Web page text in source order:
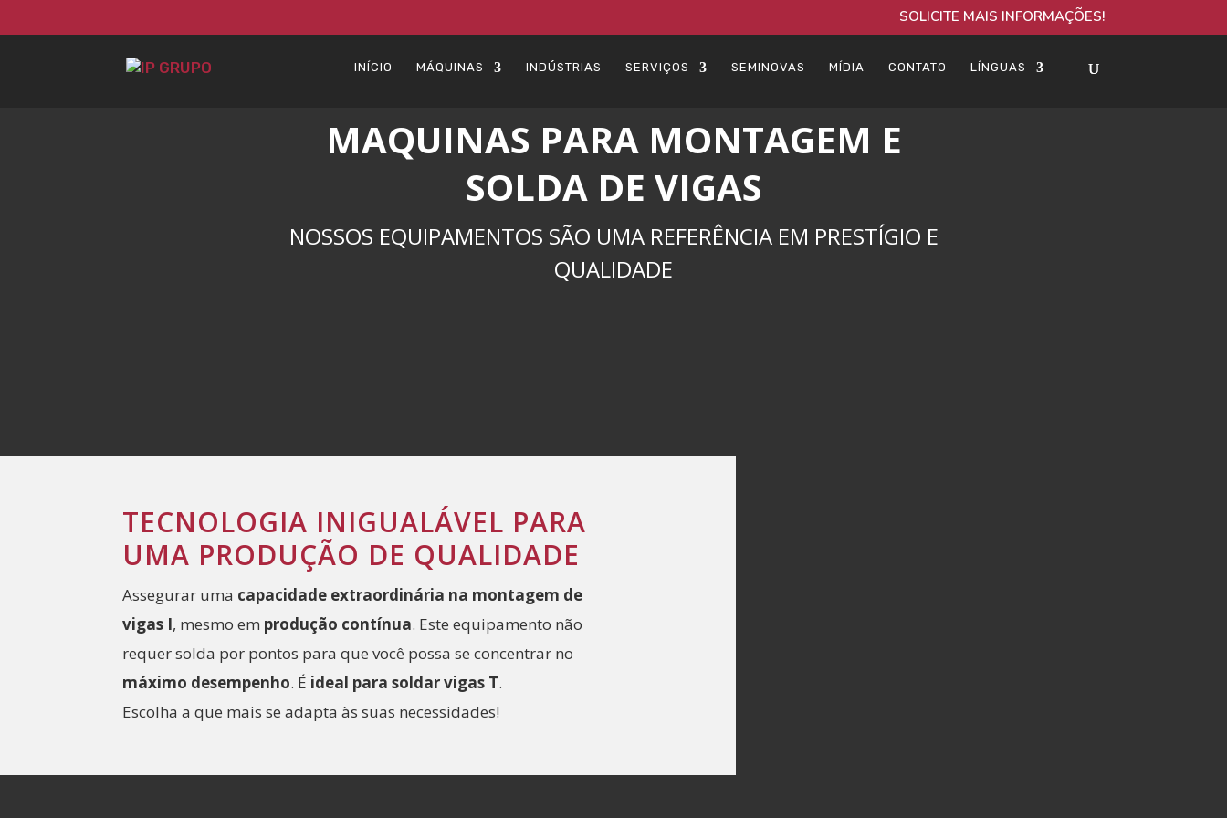
SOLICITE MAIS INFORMAÇÕES!
INÍCIO MÁQUINAS INDÚSTRIAS SERVIÇOS SEMINOVAS MÍDIA CONTATO LÍNGUAS
MAQUINAS PARA MONTAGEM E
SOLDA DE VIGAS
NOSSOS EQUIPAMENTOS SÃO UMA REFERÊNCIA EM PRESTÍGIO E
QUALIDADE
TECNOLOGIA INIGUALÁVEL PARA
UMA PRODUÇÃO DE QUALIDADE
Assegurar uma capacidade extraordinária na montagem de
vigas I, mesmo em produção contínua. Este equipamento não
requer solda por pontos para que você possa se concentrar no
máximo desempenho. É ideal para soldar vigas T.
Escolha a que mais se adapta às suas necessidades!